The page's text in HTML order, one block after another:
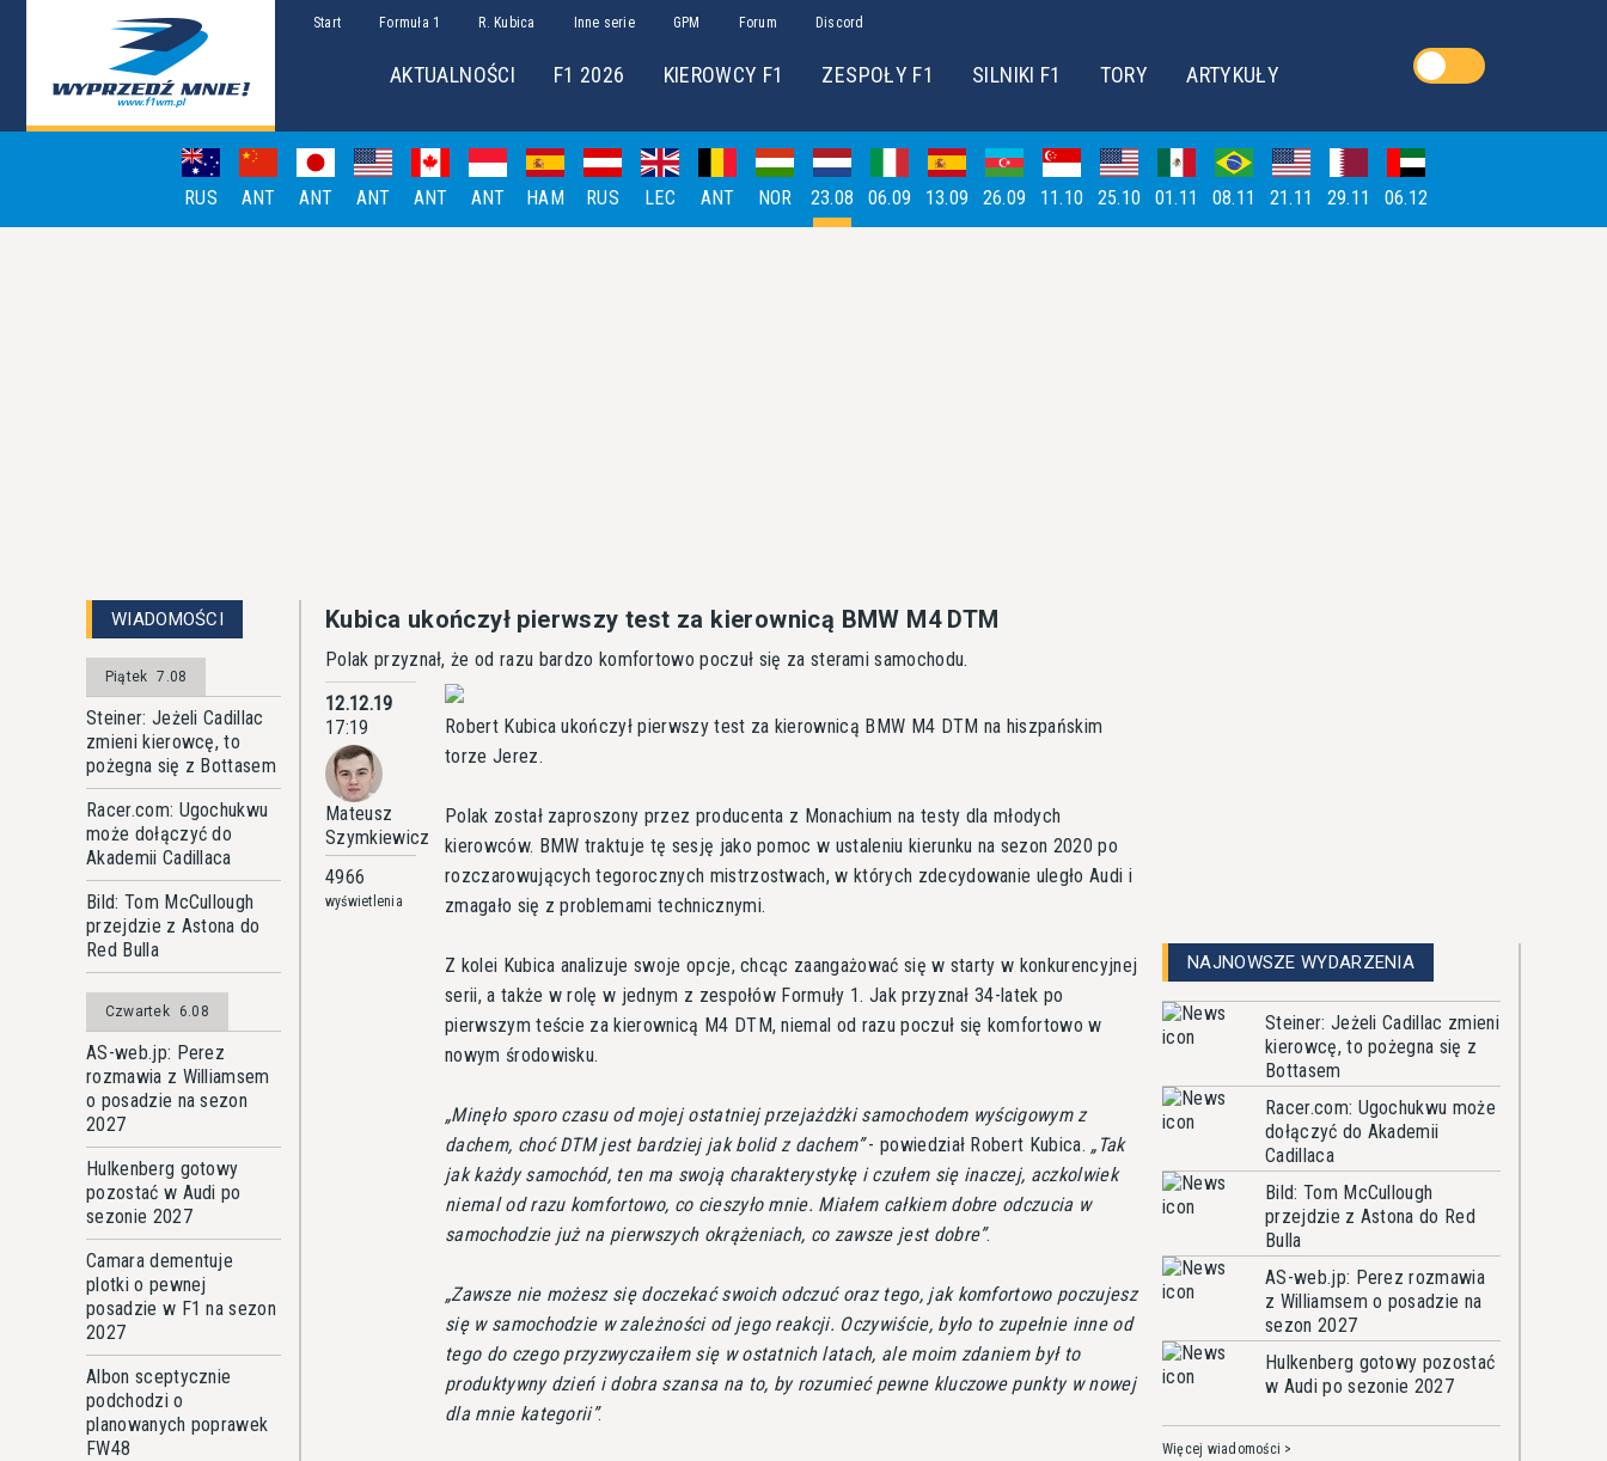
Start Formuła 1 R. Kubica Inne serie GPM Forum Discord
AKTUALNOŚCI F1 2026 KIEROWCY F1 ZESPOŁY F1 SILNIKI F1 TORY ARTYKUŁY
RUS ANT ANT ANT ANT ANT HAM RUS LEC ANT NOR 23.08 06.09 13.09 26.09 11.10 25.10 01.11 08.11 21.11 29.11 06.12
WIADOMOŚCI
Piątek 7.08
Steiner: Jeżeli Cadillac
zmieni kierowcę, to
pożegna się z Bottasem
Racer.com: Ugochukwu
może dołączyć do
Akademii Cadillaca
Bild: Tom McCullough
przejdzie z Astona do
Red Bulla
Czwartek 6.08
AS-web.jp: Perez
rozmawia z Williamsem
o posadzie na sezon
2027
Hulkenberg gotowy
pozostać w Audi po
sezonie 2027
Camara dementuje
plotki o pewnej
posadzie w F1 na sezon
2027
Albon sceptycznie
podchodzi o
planowanych poprawek
FW48
Kubica ukończył pierwszy test za kierownicą BMW M4 DTM
Polak przyznał, że od razu bardzo komfortowo poczuł się za sterami samochodu.
12.12.19
17:19
Mateusz
Szymkiewicz
4966
wyświetlenia
Robert Kubica ukończył pierwszy test za kierownicą BMW M4 DTM na hiszpańskim
torze Jerez.
Polak został zaproszony przez producenta z Monachium na testy dla młodych
kierowców. BMW traktuje tę sesję jako pomoc w ustaleniu kierunku na sezon 2020 po
rozczarowujących tegorocznych mistrzostwach, w których zdecydowanie uległo Audi i
zmagało się z problemami technicznymi.
Z kolei Kubica analizuje swoje opcje, chcąc zaangażować się w starty w konkurencyjnej
serii, a także w rolę w jednym z zespołów Formuły 1. Jak przyznał 34-latek po
pierwszym teście za kierownicą M4 DTM, niemal od razu poczuł się komfortowo w
nowym środowisku.
Minęło sporo czasu od mojej ostatniej przejażdżki samochodem wyścigowym z
dachem, choć DTM jest bardziej jak bolid z dachem - powiedział Robert Kubica.
Tak
jak każdy samochód, ten ma swoją charakterystykę i czułem się inaczej, aczkolwiek
niemal od razu komfortowo, co cieszyło mnie. Miałem całkiem dobre odczucia w
samochodzie już na pierwszych okrążeniach, co zawsze jest dobre .
Zawsze nie możesz się doczekać swoich odczuć oraz tego, jak komfortowo poczujesz
się w samochodzie w zależności od jego reakcji. Oczywiście, było to zupełnie inne od
tego do czego przyzwyczaiłem się w ostatnich latach, ale moim zdaniem był to
produktywny dzień i dobra szansa na to, by rozumieć pewne kluczowe punkty w nowej
dla mnie kategorii .
NAJNOWSZE WYDARZENIA
Steiner: Jeżeli Cadillac zmieni
kierowcę, to pożegna się z
Bottasem
Racer.com: Ugochukwu może
dołączyć do Akademii
Cadillaca
Bild: Tom McCullough
przejdzie z Astona do Red
Bulla
AS-web.jp: Perez rozmawia
z Williamsem o posadzie na
sezon 2027
Hulkenberg gotowy pozostać
w Audi po sezonie 2027
Więcej wiadomości >